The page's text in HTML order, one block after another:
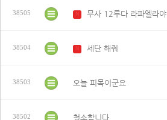
38505 무사 12루다 라파엘라야
38504 세단 해줘
38503 오늘 피목이군요
38502 청소합니다